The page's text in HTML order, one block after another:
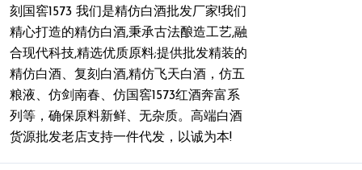
刻国窖1573 我们是精仿白酒批发厂家!我们
精心打造的精仿白酒,秉承古法酿造工艺,融
合现代科技,精选优质原料;提供批发精装的
精仿白酒、复刻白酒,精仿飞天白酒，仿五
粮液、仿剑南春、仿国窖1573红酒奔富系
列等，确保原料新鲜、无杂质。高端白酒
货源批发老店支持一件代发，以诚为本!